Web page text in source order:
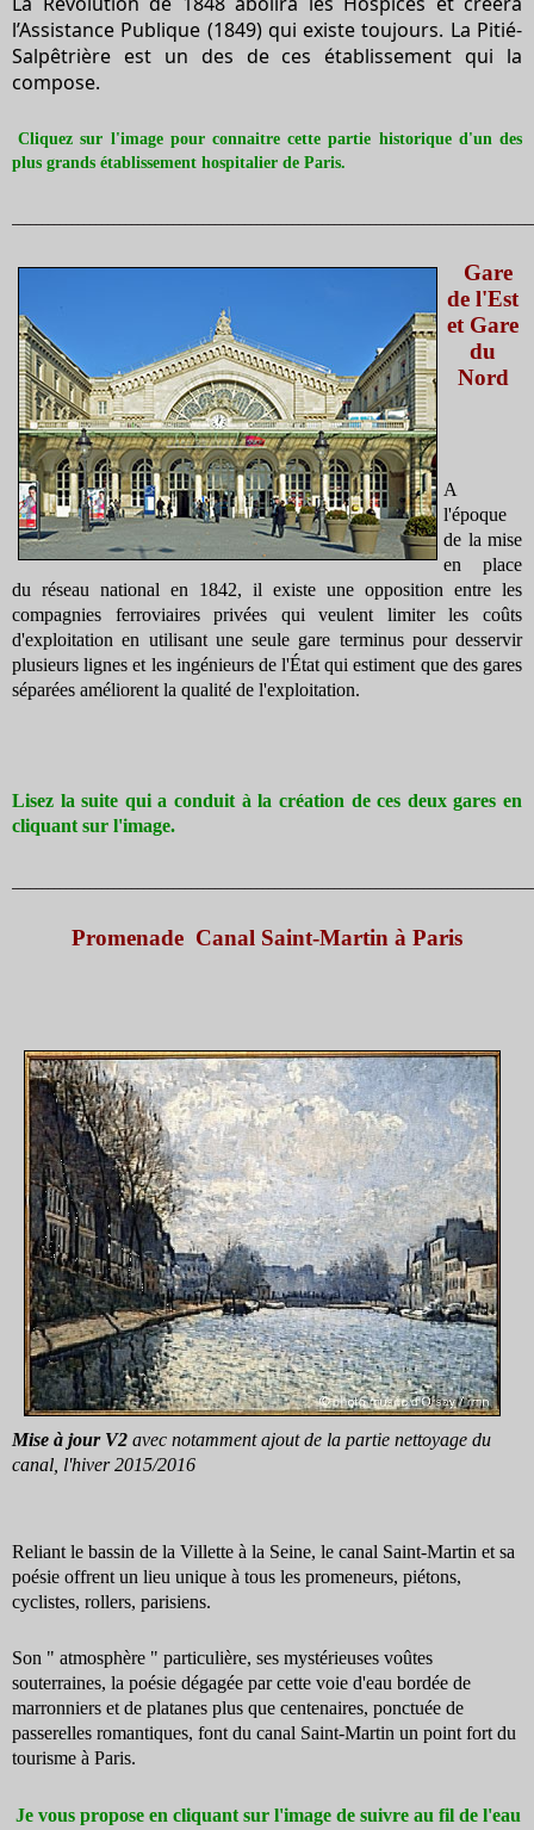
l’Assistance Publique (1849) qui existe toujours. La Pitié-
Salpêtrière est un des de ces établissement qui la
compose.
Cliquez sur l'image pour connaitre cette partie historique d'un des
plus grands établissement hospitalier de Paris.
Gare
de l'Est
et Gare
du
Nord
A
l'époque
de la mise
en place
du réseau national en 1842, il existe une opposition entre les
compagnies ferroviaires privées qui veulent limiter les coûts
d'exploitation en utilisant une seule gare terminus pour desservir
plusieurs lignes et les ingénieurs de l'État qui estiment que des gares
séparées améliorent la qualité de l'exploitation.
Lisez la suite qui a conduit à la création de ces deux gares en
cliquant sur l'image.
Promenade Canal Saint-Martin à Paris
Mise à jour V2 avec notamment ajout de la partie nettoyage du
canal, l'hiver 2015/2016
Reliant le bassin de la Villette à la Seine, le canal Saint-Martin et sa
poésie offrent un lieu unique à tous les promeneurs, piétons,
cyclistes, rollers, parisiens.
Son " atmosphère " particulière, ses mystérieuses voûtes
souterraines, la poésie dégagée par cette voie d'eau bordée de
marronniers et de platanes plus que centenaires, ponctuée de
passerelles romantiques, font du canal Saint-Martin un point fort du
tourisme à Paris.
Je vous propose en cliquant sur l'image de suivre au fil de l'eau